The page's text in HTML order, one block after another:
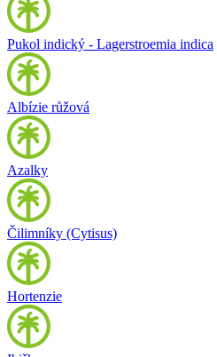
Pukol indický - Lagerstroemia indica
Albízie růžová
Azalky
Čilimníky (Cytisus)
Hortenzie